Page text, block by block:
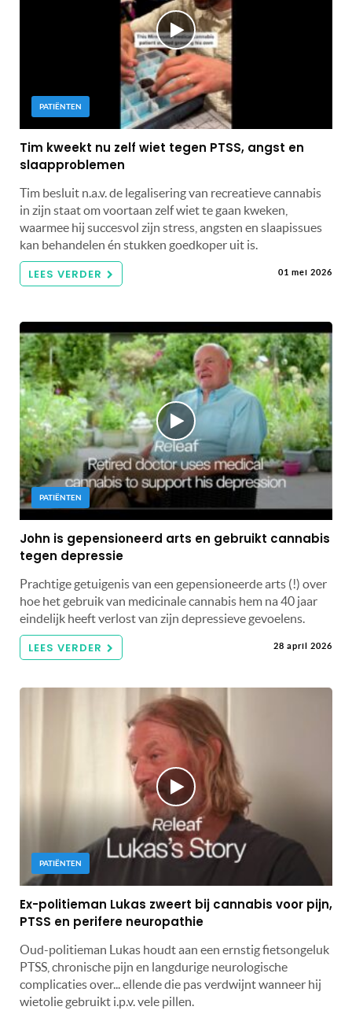
PATIËNTEN
Tim kweekt nu zelf wiet tegen PTSS, angst en
slaapproblemen
Tim besluit n.a.v. de legalisering van recreatieve cannabis
in zijn staat om voortaan zelf wiet te gaan kweken,
waarmee hij succesvol zijn stress, angsten en slaapissues
kan behandelen én stukken goedkoper uit is.
LEES VERDER 01 mei 2026
PATIËNTEN
John is gepensioneerd arts en gebruikt cannabis
tegen depressie
Prachtige getuigenis van een gepensioneerde arts (!) over
hoe het gebruik van medicinale cannabis hem na 40 jaar
eindelijk heeft verlost van zijn depressieve gevoelens.
LEES VERDER 28 april 2026
PATIËNTEN
Ex-politieman Lukas zweert bij cannabis voor pijn,
PTSS en perifere neuropathie
Oud-politieman Lukas houdt aan een ernstig fietsongeluk
PTSS, chronische pijn en langdurige neurologische
complicaties over... ellende die pas verdwijnt wanneer hij
wietolie gebruikt i.p.v. vele pillen.